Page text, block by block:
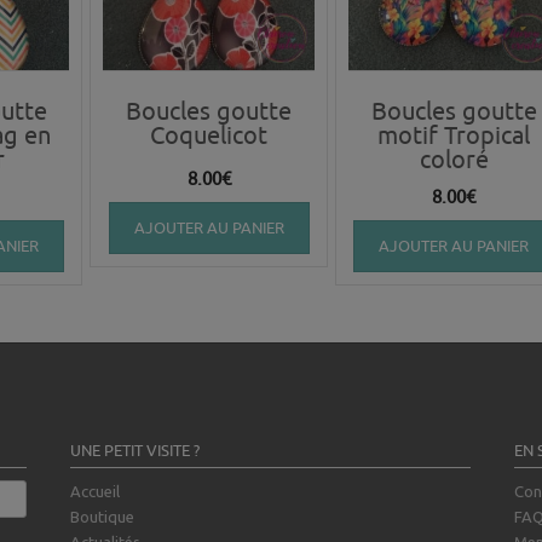
en
Boucles goutte
Coquelicot
8.00€
AJOUTER AU PANIER
Boucles goutte
motif Tropical
coloré
8.00€
AJOUTER AU PANIER
UNE PETIT VISITE ?
Accueil
Boutique
EN
FAQ